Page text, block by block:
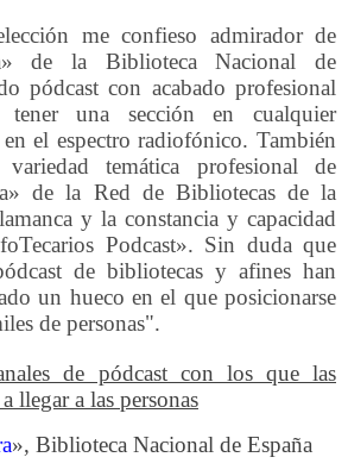
me confieso admirador de
de la Biblioteca Nacional de
pódcast con acabado profesional
una sección en cualquier
el espectro radiofónico. También
temática profesional de
de la Red de Bibliotecas de la
y la constancia y capacidad
Podcast». Sin duda que
de bibliotecas y afines han
un hueco en el que posicionarse
de personas".
de pódcast con los que las
llegar a las personas
», Biblioteca Nacional de España